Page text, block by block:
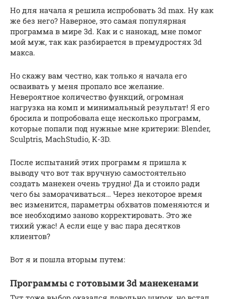
Но для начала я решила испробовать 3d max. Ну как
же без него? Наверное, это самая популярная
программа в мире 3d. Как и с нанокад, мне помог
мой муж, так как разбирается в премудростях 3d
макса.
Но скажу вам честно, как только я начала его
осваивать у меня пропало все желание.
Невероятное количество функций, огромная
нагрузка на комп и минимальный результат! Я его
бросила и попробовала еще несколько программ,
которые попали под нужные мне критерии: Blender,
Sculptris, MachStudio, K-3D.
После испытаний этих программ я пришла к
выводу что вот так вручную самостоятельно
создать манекен очень трудно! Да и стоило ради
чего бы заморачиваться… Через некоторое время
вес изменится, параметры обхватов поменяются и
все необходимо заново корректировать. Это же
тихий ужас! А если еще у вас пара десятков
клиентов?
Вот я и пошла вторым путем:
Программы с готовыми 3d манекенами